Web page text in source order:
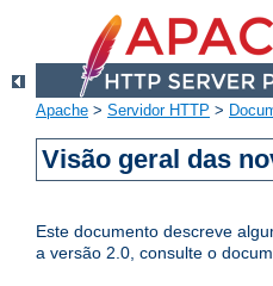
Apache > Servidor HTTP >
Visão geral das
Este documento descreve
a versão 2.0, consulte o